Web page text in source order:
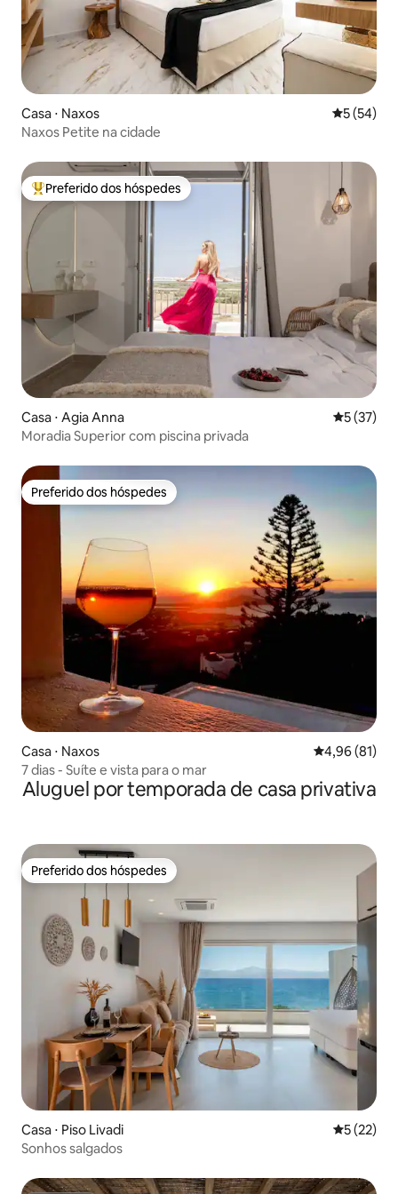
Casa ⋅ Naxos 5 de uma
5 (54)
Naxos Petite na cidade
Entre os melhores preferidos dos hóspedes
Preferido dos hóspedes
Casa ⋅ Agia Anna 5 de uma
5 (37)
Moradia Superior com piscina privada
Preferido dos hóspedes
Preferido dos hóspedes
Casa ⋅ Naxos 4,96 de uma
4,96 (81)
7 dias - Suíte e vista para o mar
Aluguel por temporada de casa privativa
Preferido dos hóspedes
Preferido dos hóspedes
Casa ⋅ Piso Livadi 5 de uma
5 (22)
Sonhos salgados